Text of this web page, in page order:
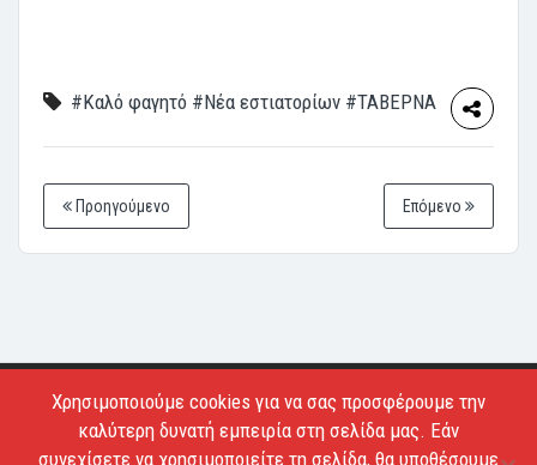
#Καλό φαγητό #Νέα εστιατορίων #ΤΑΒΕΡΝΑ
Προηγούμενο Επόμενο
Copyright © 2026 - Estiatoria. All Rights Reserved.
Απαγορεύεται το κατέβασμα των φωτογραφιών και η
Χρησιμοποιούμε cookies για να σας προσφέρουμε την
καλύτερη δυνατή εμπειρία στη σελίδα μας. Εάν
συνεχίσετε να χρησιμοποιείτε τη σελίδα, θα υποθέσουμε